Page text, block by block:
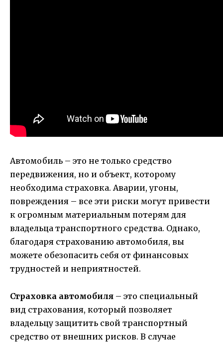
Автомобиль – это не только средство
передвижения, но и объект, которому
необходима страховка. Аварии, угоны,
повреждения – все эти риски могут привести
к огромным материальным потерям для
владельца транспортного средства. Однако,
благодаря страхованию автомобиля, вы
можете обезопасить себя от финансовых
трудностей и неприятностей.
Страховка автомобиля – это специальный
вид страхования, который позволяет
владельцу защитить свой транспортный
средство от внешних рисков. В случае